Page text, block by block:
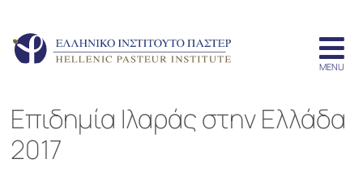
Επιδημία Ιλαράς στην Ελλάδα
2017